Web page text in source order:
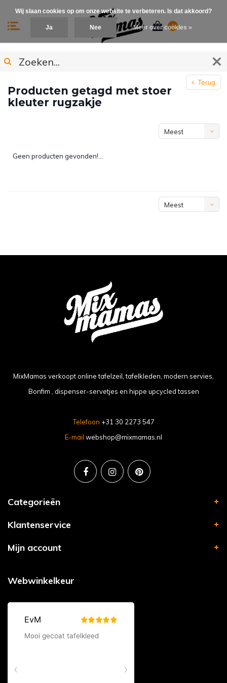
0
Terug
Producten getagd met stoer
kleuter rugzakje
Meest
Geen producten gevonden!...
Meest
MixMamas verkoopt online tafelzeil, tafelkleden, modern servies,
Bonfim , dispenser-servetjes en hippe upcycled tassen
Telefoon +31 30 2273 547
E-mail webshop@mixmamas.nl
Categorieën
Klantenservice
Mijn account
Webwinkelkeur
Wij slaan cookies op om onze website te verbeteren. Is dat akkoord?
Ja Nee Meer over cookies »